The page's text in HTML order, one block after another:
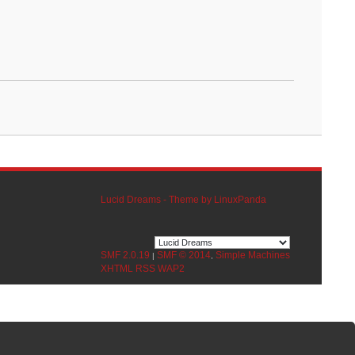
Lucid Dreams - Theme by LinuxPanda
SMF 2.0.19 | SMF © 2014, Simple Machines
XHTML RSS WAP2